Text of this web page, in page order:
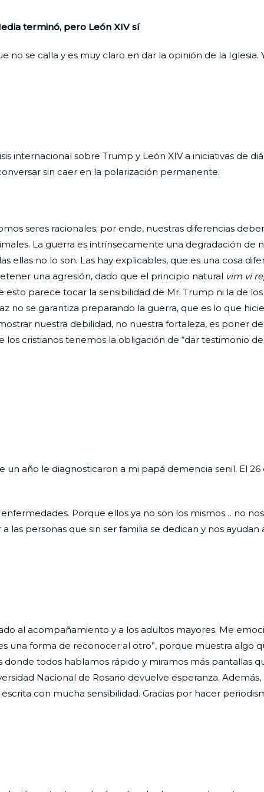
terminó, pero León XIV sí
se calla y es muy claro en dar la opinión de la Iglesia.
internacional sobre Trump y León XIV a iniciativas de
sin caer en la polarización permanente.
seres racionales; por ende, nuestras diferencias
La guerra es intrínsecamente una degradación de
ellas no lo son. Las hay explicables, que es una cosa
una agresión, dado que el principio natural vim vi
esto parece tocar la sensibilidad de Mr. Trump ni la de
no se garantiza preparando la guerra, que es lo que
nuestra debilidad, no nuestra fortaleza, es poner
cristianos tenemos la obligación de “dar testimonio de
un año le diagnosticaron a mi papá demencia senil. El 26
Porque ellos ya no son los mismos… no
las personas que sin ser familia se dedican y nos ayudan
al acompañamiento y a los adultos mayores. Me
una forma de reconocer al otro”, porque muestra algo
todos hablamos rápido y miramos más pantallas
Nacional de Rosario devuelve esperanza. Además,
con mucha sensibilidad. Gracias por hacer